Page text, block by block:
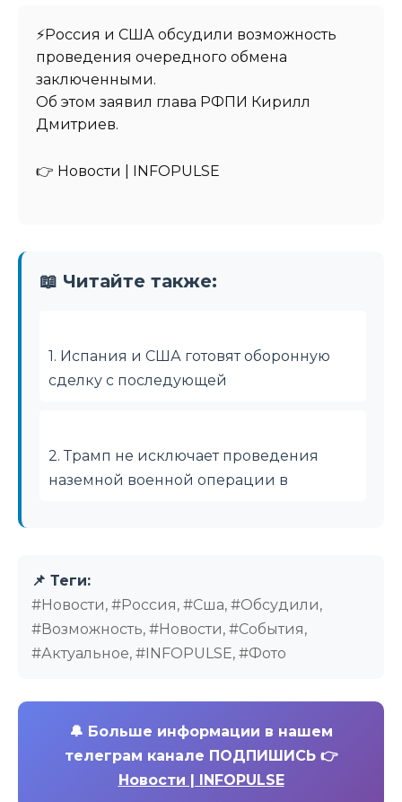
⚡️Россия и США обсудили возможность
проведения очередного обмена
заключенными.
Об этом заявил глава РФПИ Кирилл
Дмитриев.
👉 Новости | INFOPULSE⁩
📖 Читайте также:
1. Испания и США готовят оборонную
сделку с последующей
2. Трамп не исключает проведения
наземной военной операции в
📌 Теги:
#Новости, #Россия, #Сша, #Обсудили,
#Возможность, #Новости, #События,
#Актуальное, #INFOPULSE, #Фото
🔔 Больше информации в нашем
телеграм канале ПОДПИШИСЬ 👉
Новости | INFOPULSE